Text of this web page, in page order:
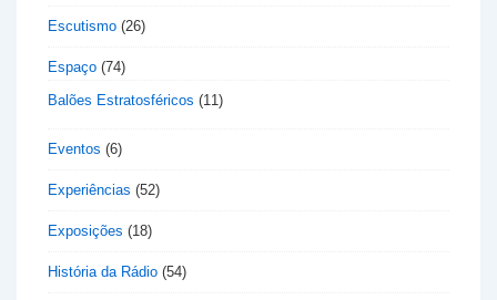
Escutismo (26)
Espaço (74)
Balões Estratosféricos (11)
Eventos (6)
Experiências (52)
Exposições (18)
História da Rádio (54)